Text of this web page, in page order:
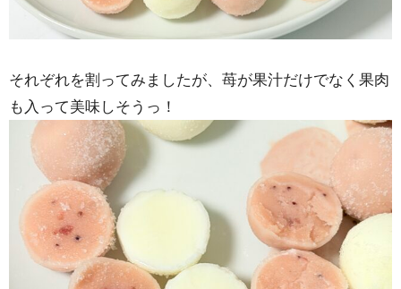
それぞれを割ってみましたが、苺が果汁だけでなく果肉
も入って美味しそうっ！